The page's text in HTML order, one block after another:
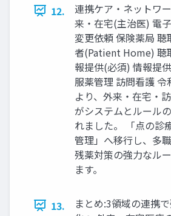
12.
連携ケア・ネットワ
来・在宅(主治医) 電
変更依頼 保険薬局 聴
者(Patient Home) 聴
報提供(必須) 情報提
服薬管理 訪問看護 令
より、外来・在宅・
がシステムとルール
れました。 「点の診
管理」へ移行し、多
残薬対策の強力なル
ます。
13.
まとめ:3領域の連携